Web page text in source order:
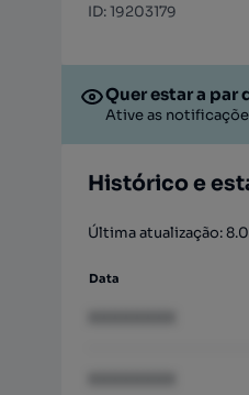
ID:19203179
Quer estar a par
Ative as
Histórico e
Última atualização:
Data